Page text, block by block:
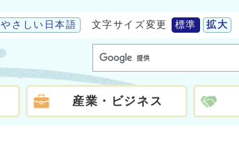
やさしい日本語 文字サイズ変更 標準 拡大
産業・ビジネス